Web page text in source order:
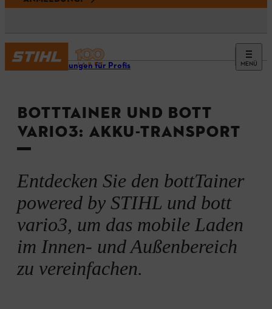
MENÜ
Ladelösungen für Profis
BOTTTAINER UND BOTT
VARIO3: AKKU-TRANSPORT
Entdecken Sie den bottTainer
powered by STIHL und bott
vario3, um das mobile Laden
im Innen- und Außenbereich
zu vereinfachen.